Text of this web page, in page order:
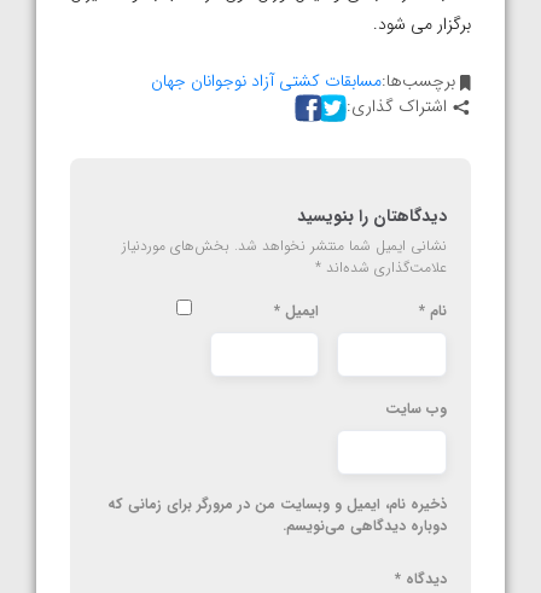
برگزار می شود.
برچسب‌ها:مسابقات کشتی آزاد نوجوانان جهان
اشتراک گذاری:
دیدگاهتان را بنویسید
نشانی ایمیل شما منتشر نخواهد شد. بخش‌های موردنیاز
علامت‌گذاری شده‌اند *
نام * ایمیل *
وب‌ سایت
ذخیره نام، ایمیل و وبسایت من در مرورگر برای زمانی که
دوباره دیدگاهی می‌نویسم.
دیدگاه *